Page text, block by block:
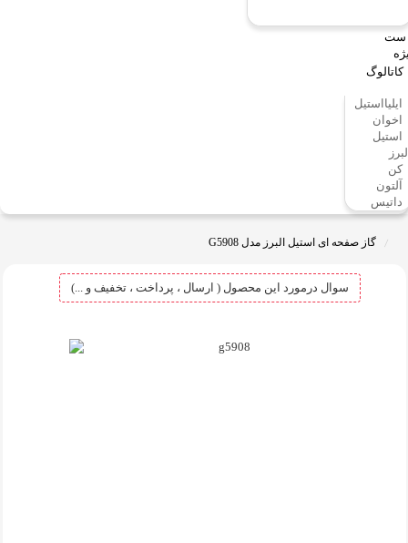
ست
کاتالوگ
ایلیااستیل
اخوان
استیل
کن
آلتون
داتیس
گاز صفحه ای استیل البرز مدل G5908
سوال درمورد این محصول ( ارسال ، پرداخت ، تخفیف و ...)